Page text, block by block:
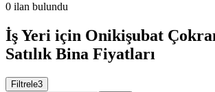
0 ilan bulundu
İş Yeri için Onikişubat
Satılık Bina Fiyatları
Filtrele3